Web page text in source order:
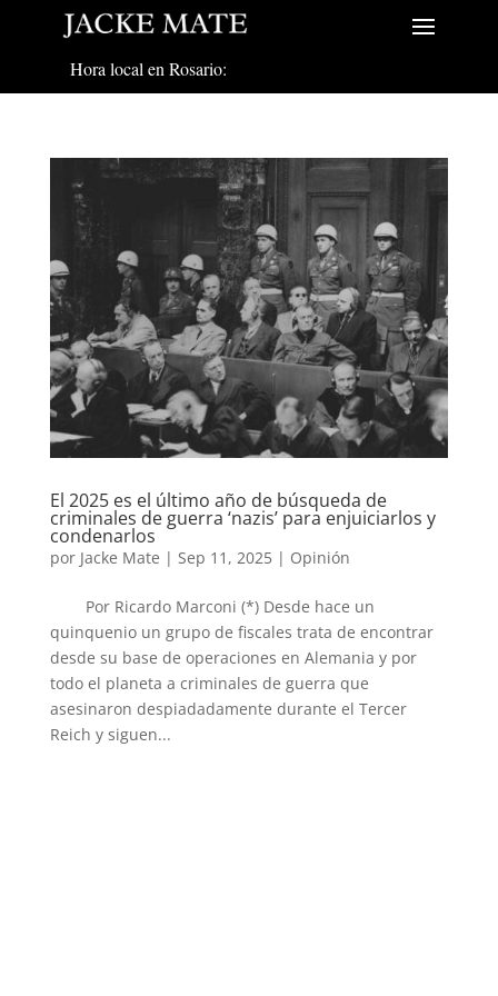
Hora local en Rosario:
El 2025 es el último año de búsqueda de
criminales de guerra ‘nazis’ para enjuiciarlos y
condenarlos
por Jacke Mate | Sep 11, 2025| Opinión
Por Ricardo Marconi (*) Desde hace un
quinquenio un grupo de fiscales trata de encontrar
desde su base de operaciones en Alemania y por
todo el planeta a criminales de guerra que
asesinaron despiadadamente durante el Tercer
Reich y siguen...